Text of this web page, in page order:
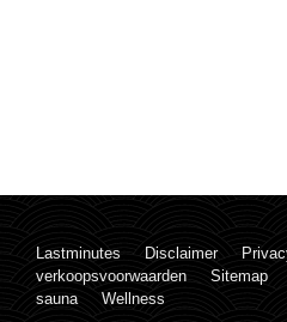
Lastminutes Disclaimer
verkoopsvoorwaarden
Sitemap
sauna
Wellness